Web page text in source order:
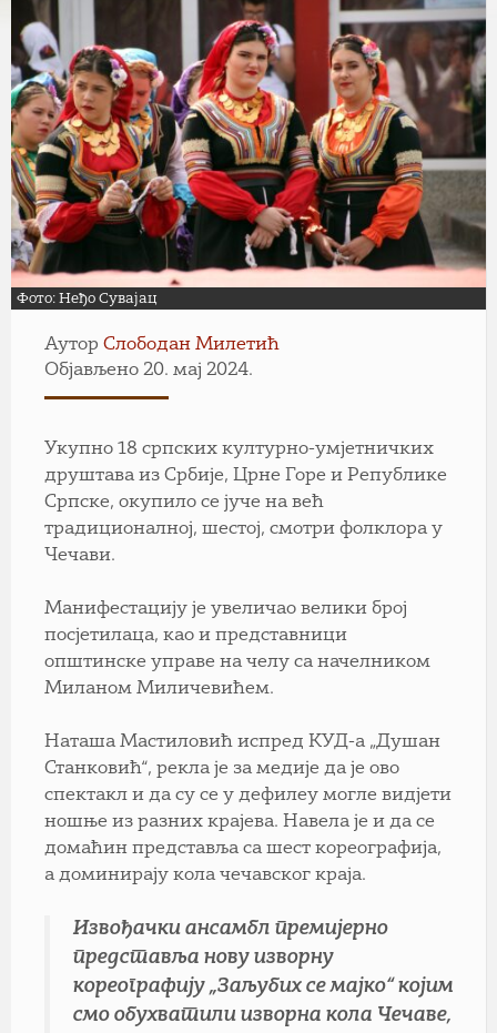
Фото: Неђо Сувајац
Аутор Слободан Милетић
Објављено 20. мај 2024.
Укупно 18 српских културно-умјетничких
друштава из Србије, Црне Горе и Републике
Српске, окупило се јуче на већ
традиционалној, шестој, смотри фолклора у
Чечави.
Манифестацију је увеличао велики број
посјетилаца, као и представници
општинске управе на челу са начелником
Миланом Миличевићем.
Наташа Мастиловић испред КУД-а „Душан
Станковић“, рекла је за медије да је ово
спектакл и да су се у дефилеу могле видјети
ношње из разних крајева. Навела је и да се
домаћин представља са шест кореографија,
а доминирају кола чечавског краја.
Извођачки ансамбл премијерно
представља нову изворну
кореографију „Заљубих се мајко“ којим
смо обухватили изворна кола Чечаве,